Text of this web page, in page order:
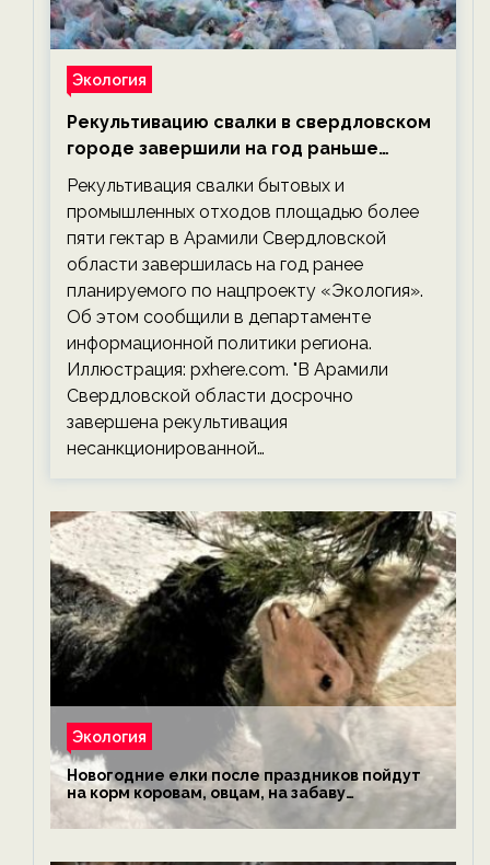
Экология
Рекультивацию свалки в свердловском
городе завершили на год раньше
планируемого срока — новости
экологии на ECOportal
Рекультивация свалки бытовых и
промышленных отходов площадью более
пяти гектар в Арамили Свердловской
области завершилась на год ранее
планируемого по нацпроекту «Экология».
Об этом сообщили в департаменте
информационной политики региона.
Иллюстрация: pxhere.com. "В Арамили
Свердловской области досрочно
завершена рекультивация
несанкционированной…
Экология
Новогодние елки после праздников пойдут
на корм коровам, овцам, на забаву
обезьянам, львам и леопардам — новости
экологии на ECOportal